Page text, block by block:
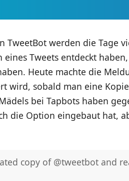
TweetBot werden die Tage
eines Tweets entdeckt
Heute machte die
wird, sobald man eine
bei Tapbots haben
die Option eingebaut hat,
copy of @tweetbot and